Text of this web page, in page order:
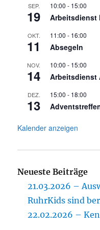
SEP.
19
10:00 - 15:00
Arbeitsdienst
OKT.
11
11:00 - 16:00
Absegeln
NOV.
14
10:00 - 15:00
Arbeitsdienst
DEZ.
13
15:00 - 18:00
Kalender anzeigen
Neueste Beiträge
21.03.2026 –
RuhrKids sind
22.02.2026 –